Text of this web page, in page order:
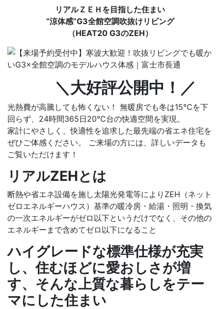
リアルＺＥＨを目指した住まい
“涼体感”G3全館空調吹抜けリビング
（HEAT20 G3のZEH）
＼大好評公開中！／
光熱費が高騰しても怖くない！ 無暖房でも冬は15℃を下
回らず、24時間365日20℃台の快適空間を実現。
家計にやさしく、快適性を追求した最先端の省エネ住宅を
ぜひご体感ください。 ご来場の方には、詳しいデータも
ご覧いただけます！
リアルZEHとは
断熱や省エネ設備を施し太陽光発電等によりZEH（ネット
ゼロエネルギーハウス）基準の暖冷房・給湯・照明・換気
の一次エネルギーがゼロ以下というだけでなく、その他の
エネルギーまで含めてゼロ以下になること
ハイグレードな標準仕様が充実
し、住むほどに愛おしさが増
す、そんな上質な暮らしをテー
マにした住まい